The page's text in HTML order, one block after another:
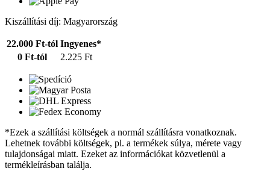
Kiszállítási díj: Magyarország
22.000 Ft-tól Ingyenes*
0 Ft-tól
2.225 Ft
*Ezek a szállítási költségek a normál szállításra vonatkoznak.
Lehetnek további költségek, pl. a termékek súlya, mérete vagy
tulajdonságai miatt. Ezeket az információkat közvetlenül a
termékleírásban találja.